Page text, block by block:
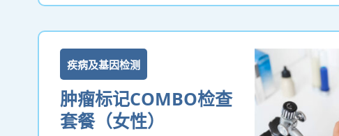
疾病及基因检测
肿瘤标记COMBO检查
套餐（女性）